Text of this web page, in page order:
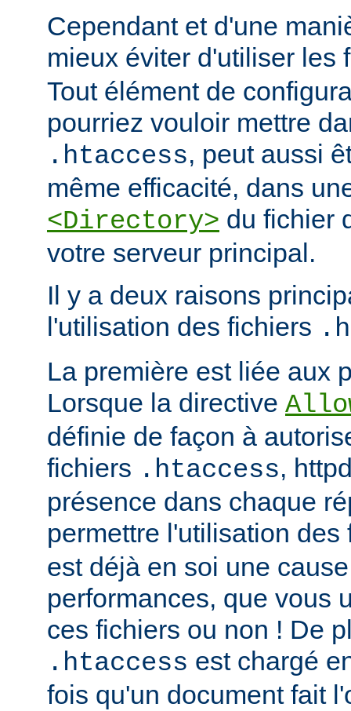
Cependant et d'une
mieux éviter d'utiliser les
Tout élément de
pourriez vouloir mettre
.htaccess, peut aussi
même efficacité, dans
<Directory> du fichier
votre serveur principal.
Il y a deux raisons
l'utilisation des fichiers
La première est liée aux
Lorsque la directive
définie de façon à
fichiers .htaccess,
présence dans chaque
permettre l'utilisation
est déjà en soi une
performances, que vous
ces fichiers ou non ! De
.htaccess est chargé
fois qu'un document fait